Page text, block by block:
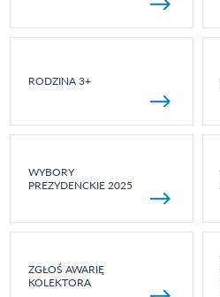
RODZINA 3+
WYBORY
PREZYDENCKIE 2025
ZGŁOŚ AWARIĘ
KOLEKTORA